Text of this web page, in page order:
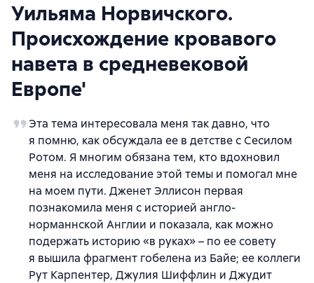
Уильяма Норвичского.
Происхождение кровавого
навета в средневековой
Европе'
Эта тема интересовала меня так давно, что
я помню, как обсуждала ее в детстве с Сесилом
Ротом. Я многим обязана тем, кто вдохновил
меня на исследование этой темы и помогал мне
на моем пути. Дженет Эллисон первая
познакомила меня с историей англо-
норманнской Англии и показала, как можно
подержать историю «в руках» – по ее совету
я вышила фрагмент гобелена из Байе; ее коллеги
Рут Карпентер, Джулия Шиффлин и Джудит